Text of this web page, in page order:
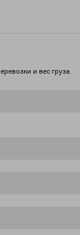
и вес груза.